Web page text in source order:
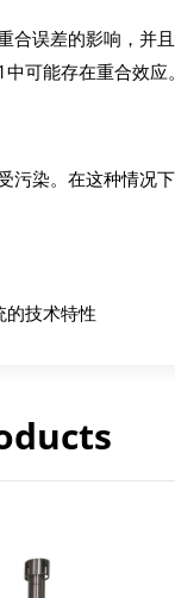
合误差的影响，并
可能存在重合效
污染。在这种情况
的技术特性